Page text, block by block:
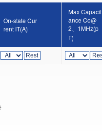
On-state Cur
rent IT(A)
Max Capacit
ance Co@
2、1MHz(p
F)